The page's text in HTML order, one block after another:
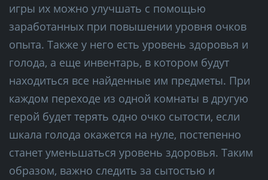
игры их можно улучшать с помощью
заработанных при повышении уровня очков
опыта. Также у него есть уровень здоровья и
голода, а еще инвентарь, в котором будут
находиться все найденные им предметы. При
каждом переходе из одной комнаты в другую
герой будет терять одно очко сытости, если
шкала голода окажется на нуле, постепенно
станет уменьшаться уровень здоровья. Таким
образом, важно следить за сытостью и